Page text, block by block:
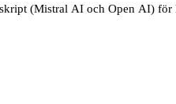
(Mistral AI och Open AI)